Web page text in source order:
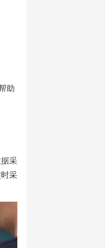
助
采
采